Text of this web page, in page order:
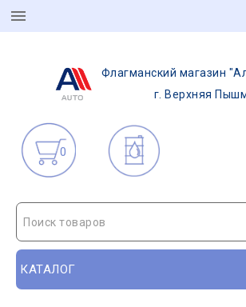
Флагманский магазин
г. Верхняя
0
Поиск товаров
КАТАЛОГ